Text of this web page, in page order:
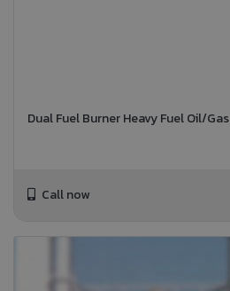
Dual Fuel Burner Heavy Fuel Oil/Gas
Call now